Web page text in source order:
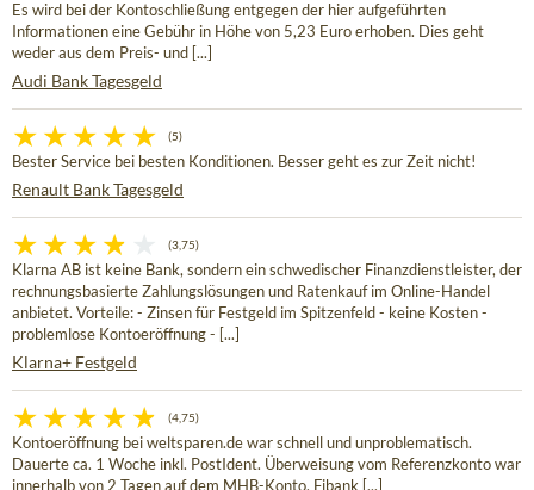
Es wird bei der Kontoschließung entgegen der hier aufgeführten
Informationen eine Gebühr in Höhe von 5,23 Euro erhoben. Dies geht
weder aus dem Preis- und [...]
Audi Bank Tagesgeld
(5)
Bester Service bei besten Konditionen. Besser geht es zur Zeit nicht!
Renault Bank Tagesgeld
(3,75)
Klarna AB ist keine Bank, sondern ein schwedischer Finanzdienstleister, der
rechnungsbasierte Zahlungslösungen und Ratenkauf im Online-Handel
anbietet. Vorteile: - Zinsen für Festgeld im Spitzenfeld - keine Kosten -
problemlose Kontoeröffnung - [...]
Klarna+ Festgeld
(4,75)
Kontoeröffnung bei weltsparen.de war schnell und unproblematisch.
Dauerte ca. 1 Woche inkl. PostIdent. Überweisung vom Referenzkonto war
innerhalb von 2 Tagen auf dem MHB-Konto. Fibank [...]